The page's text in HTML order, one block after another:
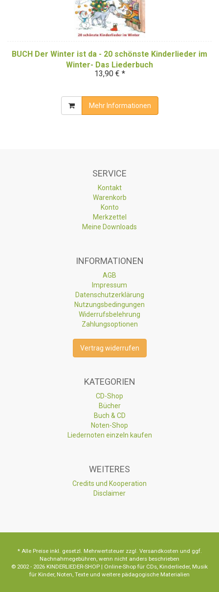
BUCH Der Winter ist da - 20 schönste Kinderlieder im
Winter- Das Liederbuch
13,90 € *
Mehr Informationen
SERVICE
Kontakt
Warenkorb
Konto
Merkzettel
Meine Downloads
INFORMATIONEN
AGB
Impressum
Datenschutzerklärung
Nutzungsbedingungen
Widerrufsbelehrung
Zahlungsoptionen
Vertrag widerrufen
KATEGORIEN
CD-Shop
Bücher
Buch & CD
Noten-Shop
Liedernoten einzeln kaufen
WEITERES
Credits und Kooperation
Disclaimer
* Alle Preise inkl. gesetzl. Mehrwertsteuer zzgl. Versandkosten und ggf.
Nachnahmegebühren, wenn nicht anders beschrieben
© 2002 - 2026 KINDERLIEDER-SHOP | Online-Shop für CDs, Kinderlieder, Musik
für Kinder, Noten, Texte und weitere pädagogische Materialien